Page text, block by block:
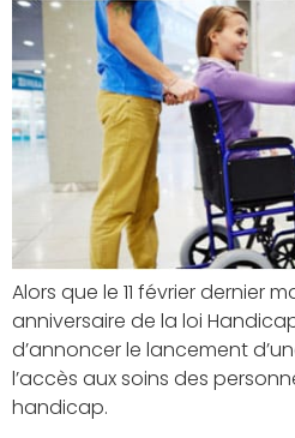
Alors que le 11 février dernier
anniversaire de la loi
d’annoncer le lancement
l’accès aux soins des
handicap.